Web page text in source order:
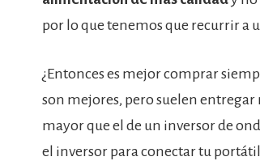
por lo que tenemos que recurrir a
¿Entonces es mejor comprar
son mejores, pero suelen entregar
mayor que el de un inversor de
el inversor para conectar tu